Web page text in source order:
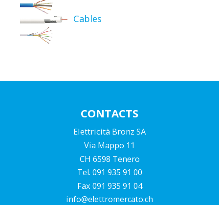
Cables
CONTACTS
Elettricità Bronz SA
Via Mappo 11
CH 6598 Tenero
Tel. 091 935 91 00
Fax 091 935 91 04
info@elettromercato.ch